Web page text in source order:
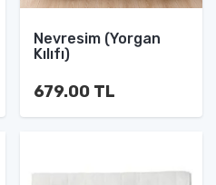
Nevresim (Yorgan
Kılıfı)
679.00 TL